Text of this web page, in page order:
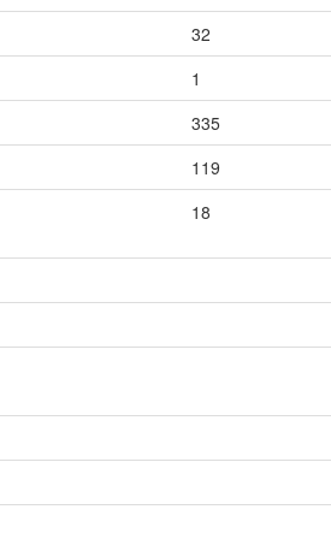
32
1
335
119
18